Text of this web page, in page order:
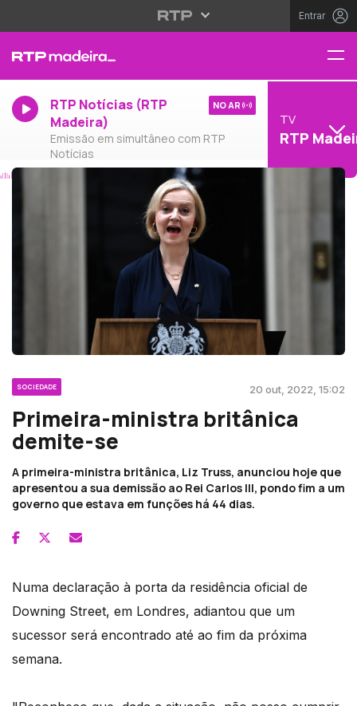
Entrar
RTP Notícias (RTP
Madeira)
Emissão em simultâneo com RTP
Notícias
NO AR
TV
RTP
SOCIEDADE 20 out, 2022, 15:02
Primeira-ministra britânica
demite-se
A primeira-ministra britânica, Liz Truss, anunciou hoje que
apresentou a sua demissão ao Rei Carlos III, pondo fim a um
governo que estava em funções há 44 dias.
Numa declaração à porta da residência oficial de
Downing Street, em Londres, adiantou que um
sucessor será encontrado até ao fim da próxima
semana.